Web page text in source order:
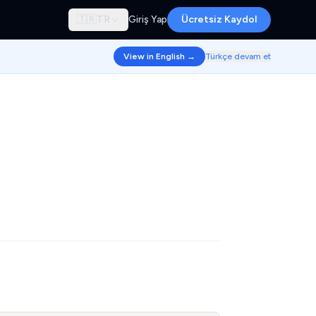
🇹🇷 TR Giriş Yap Ücretsiz Kaydol
View in English → Türkçe devam et